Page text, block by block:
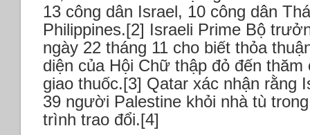
13 công dân Israel, 10 công dân
Philippines.[2] Israeli Prime Bộ
ngày 22 tháng 11 cho biết thỏa
diện của Hội Chữ thập đỏ đến
giao thuốc.[3] Qatar xác nhận rằng
39 người Palestine khỏi nhà tù
trình trao đổi.[4]